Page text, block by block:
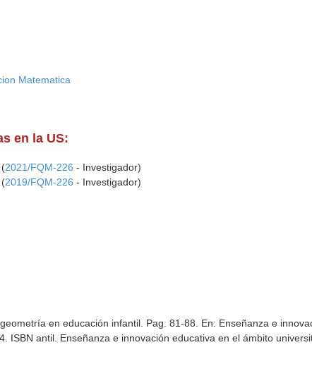
Matematica
en la US:
2021/FQM-226 - Investigador)
2019/FQM-226 - Investigador)
en educación infantil. Pag. 81-88. En: Enseñanza e
ISBN antil. Enseñanza e innovación educativa en el ámbito